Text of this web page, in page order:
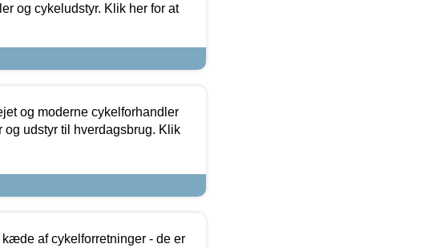
og cykeludstyr. Klik her for at
og moderne cykelforhandler
og udstyr til hverdagsbrug. Klik
af cykelforretninger - de er